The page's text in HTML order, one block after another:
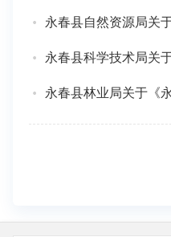
永春县自然资源局关
永春县科学技术局关
永春县林业局关于《